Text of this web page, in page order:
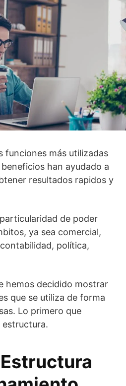
funciones más utilizadas
han ayudado a
resultados rapidos y
de poder
ya sea comercial,
política,
hemos decidido mostrar
que se utiliza de forma
Lo primero que
estructura.